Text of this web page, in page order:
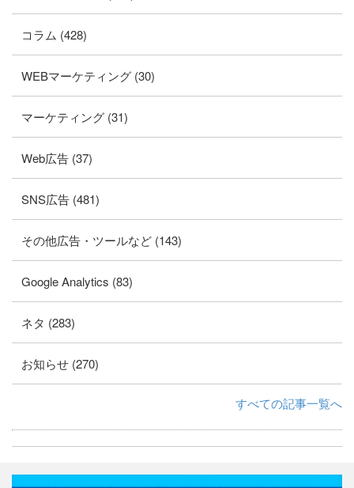
コラム (428)
WEBマーケティング (30)
マーケティング (31)
Web広告 (37)
SNS広告 (481)
その他広告・ツールなど (143)
Google Analytics (83)
ネタ (283)
お知らせ (270)
すべての記事一覧へ